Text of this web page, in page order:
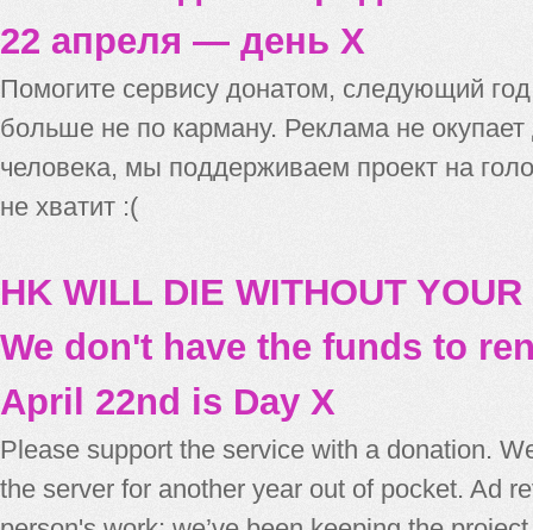
22 апреля — день X
Помогите сервису донатом, следующий
больше не по карману. Реклама не
человека, мы поддерживаем проект на
не хватит :(
HK WILL DIE WITHOUT
We don't have the funds to
April 22nd is Day X
Please support the service with a donation.
the server for another year out of pocket. Ad